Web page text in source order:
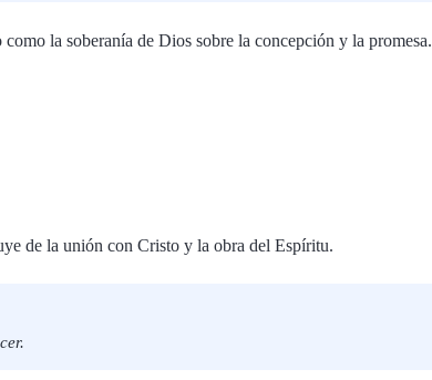
la soberanía de Dios sobre la concepción y la promesa.
de la unión con Cristo y la obra del Espíritu.